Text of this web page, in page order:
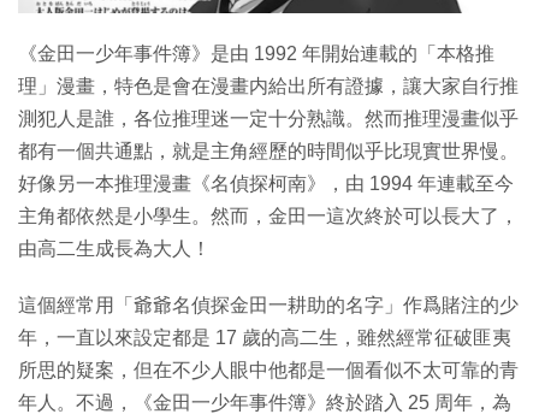
《金田一少年事件簿》是由 1992 年開始連載的「本格推
理」漫畫，特色是會在漫畫内給出所有證據，讓大家自行推
測犯人是誰，各位推理迷一定十分熟識。然而推理漫畫似乎
都有一個共通點，就是主角經歷的時間似乎比現實世界慢。
好像另一本推理漫畫《名偵探柯南》，由 1994 年連載至今
主角都依然是小學生。然而，金田一這次終於可以長大了，
由高二生成長為大人！
這個經常用「爺爺名偵探金田一耕助的名字」作爲賭注的少
年，一直以來設定都是 17 歲的高二生，雖然經常征破匪夷
所思的疑案，但在不少人眼中他都是一個看似不太可靠的青
年人。不過，《金田一少年事件簿》終於踏入 25 周年，為